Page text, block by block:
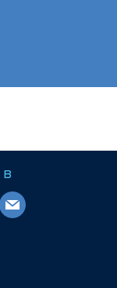
mail